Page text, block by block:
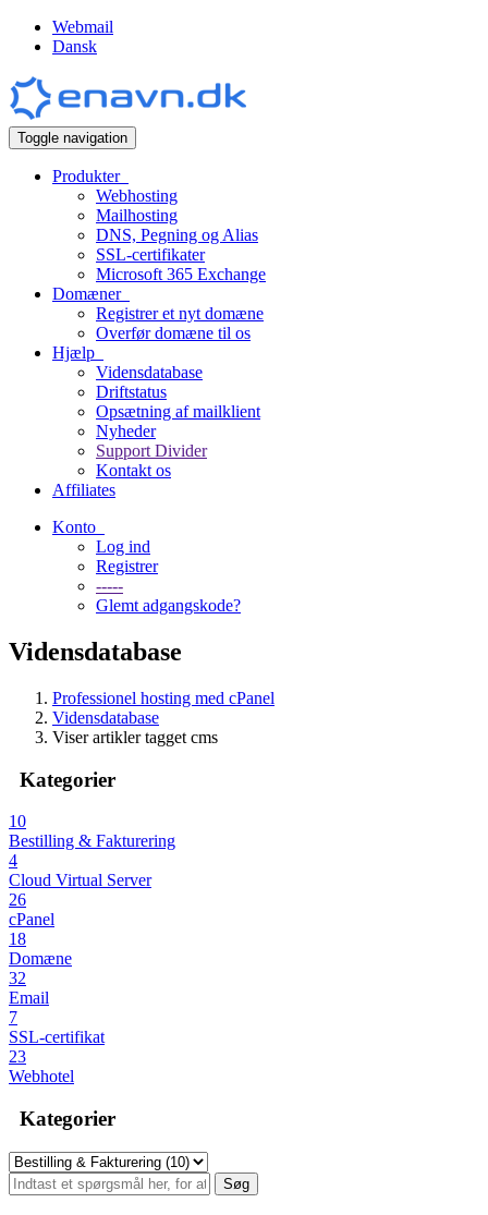
Webmail
Dansk
Toggle navigation
Produkter
Webhosting
Mailhosting
DNS, Pegning og Alias
SSL-certifikater
Microsoft 365 Exchange
Domæner
Registrer et nyt domæne
Overfør domæne til os
Hjælp
Vidensdatabase
Driftstatus
Opsætning af mailklient
Nyheder
Support Divider
Kontakt os
Affiliates
Konto
Log ind
Registrer
-----
Glemt adgangskode?
Vidensdatabase
Professionel hosting med cPanel
Vidensdatabase
Viser artikler tagget cms
Kategorier
10
Bestilling & Fakturering
4
Cloud Virtual Server
26
cPanel
18
Domæne
32
Email
7
SSL-certifikat
23
Webhotel
Kategorier